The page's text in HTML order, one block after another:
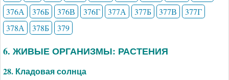
376А
376Б 376В 376Г 377А 377Б 377В
377Г
378А
378Б 379
6. ЖИВЫЕ ОРГАНИЗМЫ: РАСТЕНИЯ
28. Кладовая солнца